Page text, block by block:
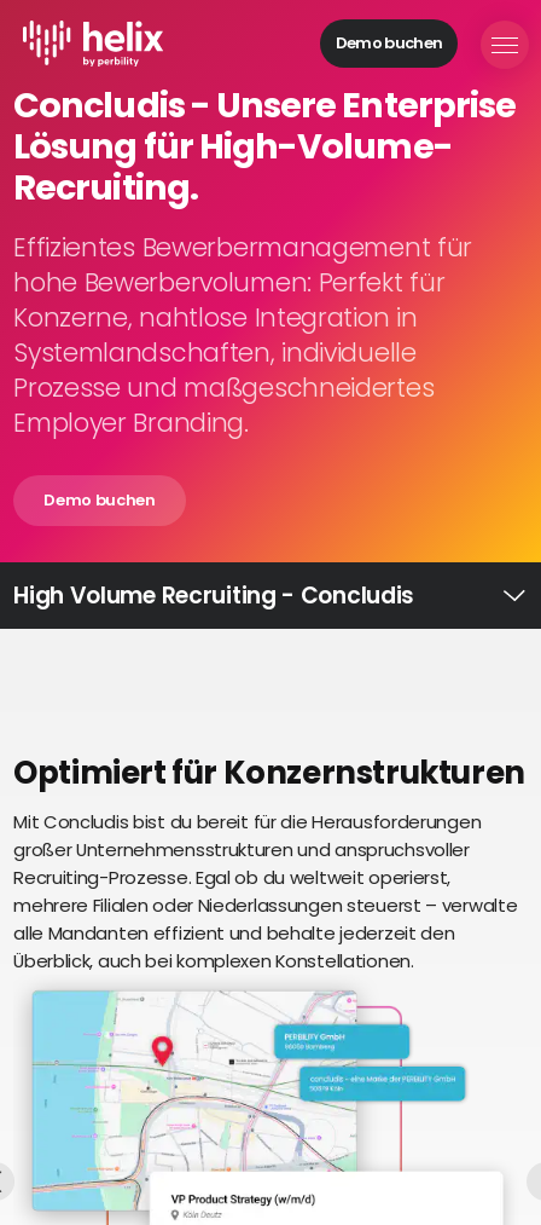
Demo buchen
Helix Module
Organisationen
aufbauen
gewinnen
Mitarbeitende
entwickeln
Feedback
geben
Volume
Ausbildungsmanagement
Lernen
eAkte
und
Digitalisierung
Schnittstellen
Intelligenz
Über uns
Perbility
Offene
Stellen
Compliance
Concludis - Unsere Enterprise
Lösung für High-Volume-
Recruiting.
Effizientes Bewerbermanagement für
hohe Bewerbervolumen: Perfekt für
Konzerne, nahtlose Integration in
Systemlandschaften, individuelle
Prozesse und maßgeschneidertes
Employer Branding.
Demo buchen
High Volume Recruiting - Concludis
Optimiert für Konzernstrukturen
Mit Concludis bist du bereit für die Herausforderungen
großer Unternehmensstrukturen und anspruchsvoller
Recruiting-Prozesse. Egal ob du weltweit operierst,
mehrere Filialen oder Niederlassungen steuerst – verwalte
alle Mandanten effizient und behalte jederzeit den
Überblick, auch bei komplexen Konstellationen.